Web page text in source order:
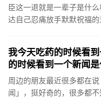
臣这一退就是一辈子是什
达自己忍痛放手默默祝福
我今天吃药的时候看
的时候看到一个新闻
周边的朋友最近很多都在
闻」，挺好奇的，很多都